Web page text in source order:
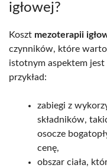
igłowej?
Koszt mezoterapii
czynników, które
istotnym aspektem jest
przykład:
zabiegi z
składników,
osocze
cenę,
obszar ciała,